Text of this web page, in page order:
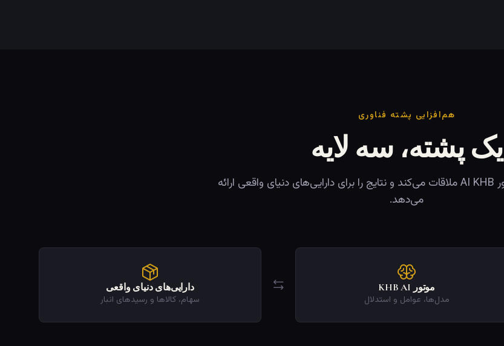
هم‌افزایی پشته فناوری
یک پشته، سه لایه
زنجیره CCcoin با موتور AI KHB ملاقات می‌کند و نتایج را برای دارایی‌های دنیای واقعی ارائه
می‌دهد.
موتور KHB AI
مدل‌ها، عوامل و استدلال
دارایی‌های دنیای واقعی
سهام، کالاها و رسیدهای انبار